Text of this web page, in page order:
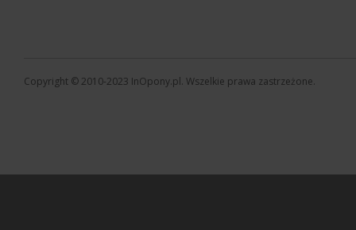
Copyright © 2010-2023 InOpony.pl. Wszelkie prawa zastrzeżone.